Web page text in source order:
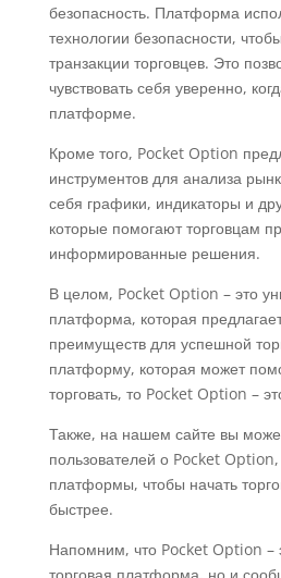
безопасность. Платформа
технологии безопасности,
транзакции торговцев. Это
чувствовать себя уверенно,
платформе.
Кроме того, Pocket Option
инструментов для анализа
себя графики, индикаторы и
которые помогают торговцам
информированные решения.
В целом, Pocket Option – это
платформа, которая
преимуществ для успешной
платформу, которая может
торговать, то Pocket Option –
Также, на нашем сайте вы
пользователей о Pocket
платформы, чтобы начать
быстрее.
Напомним, что Pocket Option –